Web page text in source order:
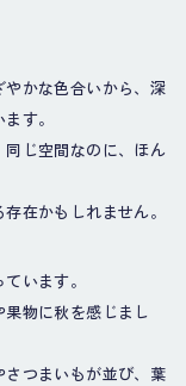
かな色合いから、深
す。
じ空間なのに、ほん
在かもしれません。
います。
物に秋を感じまし
つまいもが並び、葉